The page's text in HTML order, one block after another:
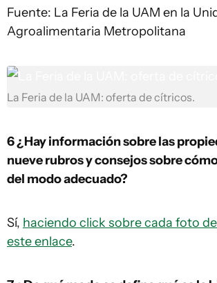
Fuente: La Feria de la UAM en la
Agroalimentaria Metropolitana
La Feria de la UAM: oferta de cítricos.
6 ¿Hay información sobre las
nueve rubros y consejos sobre
del modo adecuado?
Sí, haciendo click sobre cada foto
este enlace.